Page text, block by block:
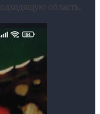
область,